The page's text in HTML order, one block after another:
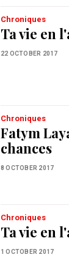
Chroniques
Ta vie en
22 OCTOBER 2017
Chroniques
Fatym
chances
8 OCTOBER 2017
Chroniques
Ta vie en
1 OCTOBER 2017